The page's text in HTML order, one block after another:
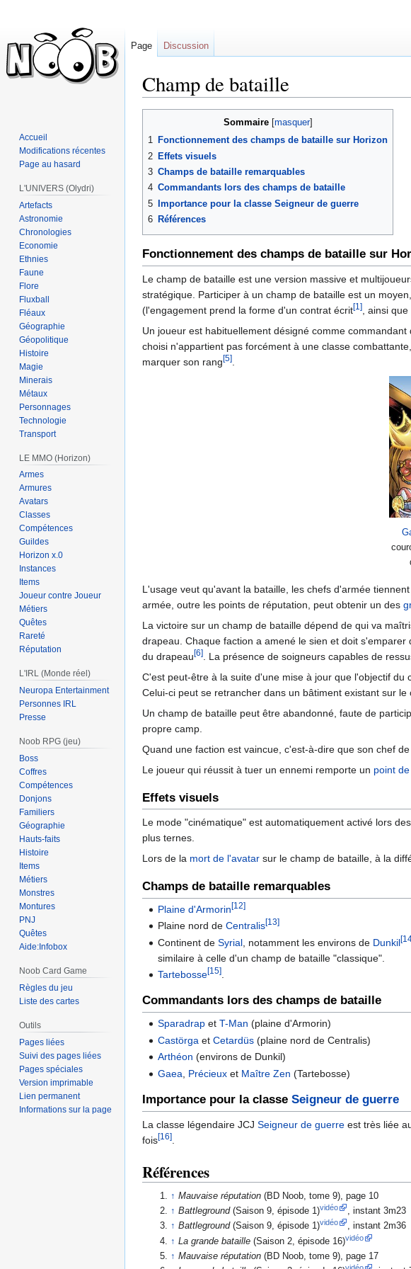
Champ de bataille
navigation
recherche
Sommaire
1 Fonctionnement des champs de bataille sur Horizon
2 Effets visuels
3 Champs de bataille remarquables
4 Commandants lors des champs de bataille
5
Importance pour la classe Seigneur de guerre
6 Références
Fonctionnement des champs de bataille sur
Le champ de bataille est une version massive et
stratégique. Participer à un champ de bataille est un
(l'engagement prend la forme d'un contrat écrit[1] , ainsi
Un joueur est habituellement désigné comme commandant
choisi n'appartient pas forcément à une classe
marquer son rang[5]
L'usage veut qu'avant la bataille, les chefs d'armée
armée, outre les points de réputation, peut obtenir un des
La victoire sur un champ de bataille dépend de qui va
drapeau. Chaque faction a amené le sien et doit
du drapeau[6]. La présence de soigneurs capables de
C'est peut-être à la suite d'une mise à jour que l'objectif
Celui-ci peut se retrancher dans un bâtiment existant sur
Un champ de bataille peut être abandonné, faute de
propre camp.
Quand une faction est vaincue, c'est-à-dire que son chef
Le joueur qui réussit à tuer un ennemi remporte un point
Effets visuels
Le mode "cinématique" est automatiquement activé lors
plus ternes.
Lors de la mort de l'avatar sur le champ de bataille, à la
Champs de bataille remarquables
Plaine d'Armorin[12]
Plaine nord deCentralis[13]
Continent deSyrial , notamment les environs de Dunkil
similaire à celle d'un champ de bataille "classique".
Tartebosse[15]
Commandants lors des champs de bataille
Sparadrap etT-Man (plaine d'Armorin)
Castörga etCetardüs (plaine nord de Centralis)
Arthéon (environs de Dunkil)
Gaea
Précieux et Maître Zen (Tartebosse)
Importance pour la classe Seigneur de guerre
La classe légendaire JCJ Seigneur de guerre est très liée
fois[16]
Références
↑ Mauvaise réputation (BD Noob, tome 9), page 10
↑ Battleground(Saison 9, épisode 1)vidéo
, instant 3m23
↑ Battleground(Saison 9, épisode 1)vidéo
, instant 2m36
↑ La grande bataille (Saison 2, épisode 16)vidéo
↑ Mauvaise réputation (BD Noob, tome 9), page 17
Page Discussion
Accueil
Modifications récentes
Page au hasard
L'UNIVERS (Olydri)
Artefacts
Astronomie
Chronologies
Economie
Ethnies
Faune
Flore
Fluxball
Fléaux
Géographie
Géopolitique
Histoire
Magie
Minerais
Métaux
Personnages
Technologie
Transport
LE MMO (Horizon)
Armes
Armures
Avatars
Classes
Compétences
Guildes
Horizon x.0
Instances
Items
Joueur contre Joueur
Métiers
Quêtes
Rareté
Réputation
L'IRL (Monde réel)
Neuropa Entertainment
Personnes IRL
Presse
Noob RPG (jeu)
Boss
Coffres
Compétences
Donjons
Familiers
Géographie
Hauts-faits
Histoire
Items
Métiers
Monstres
Montures
PNJ
Quêtes
Aide:Infobox
Noob Card Game
Règles du jeu
Liste des cartes
Outils
Pages liées
Suivi des pages liées
Pages spéciales
Version imprimable
Lien permanent
Informations sur la page